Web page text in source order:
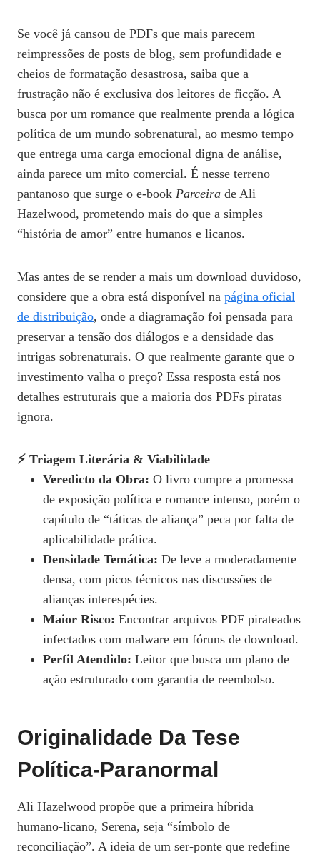
Se você já cansou de PDFs que mais parecem
reimpressões de posts de blog, sem profundidade e
cheios de formatação desastrosa, saiba que a
frustração não é exclusiva dos leitores de ficção. A
busca por um romance que realmente prenda a lógica
política de um mundo sobrenatural, ao mesmo tempo
que entrega uma carga emocional digna de análise,
ainda parece um mito comercial. É nesse terreno
pantanoso que surge o e‑book Parceira de Ali
Hazelwood, prometendo mais do que a simples
“história de amor” entre humanos e licanos.
Mas antes de se render a mais um download duvidoso,
considere que a obra está disponível na página oficial
de distribuição, onde a diagramação foi pensada para
preservar a tensão dos diálogos e a densidade das
intrigas sobrenaturais. O que realmente garante que o
investimento valha o preço? Essa resposta está nos
detalhes estruturais que a maioria dos PDFs piratas
ignora.
⚡ Triagem Literária & Viabilidade
Veredicto da Obra: O livro cumpre a promessa
de exposição política e romance intenso, porém o
capítulo de “táticas de aliança” peca por falta de
aplicabilidade prática.
Densidade Temática: De leve a moderadamente
densa, com picos técnicos nas discussões de
alianças interespécies.
Maior Risco: Encontrar arquivos PDF pirateados
infectados com malware em fóruns de download.
Perfil Atendido: Leitor que busca um plano de
ação estruturado com garantia de reembolso.
Originalidade Da Tese
Política‑paranormal
Ali Hazelwood propõe que a primeira híbrida
humano‑licano, Serena, seja “símbolo de
reconciliação”. A ideia de um ser‑ponte que redefine